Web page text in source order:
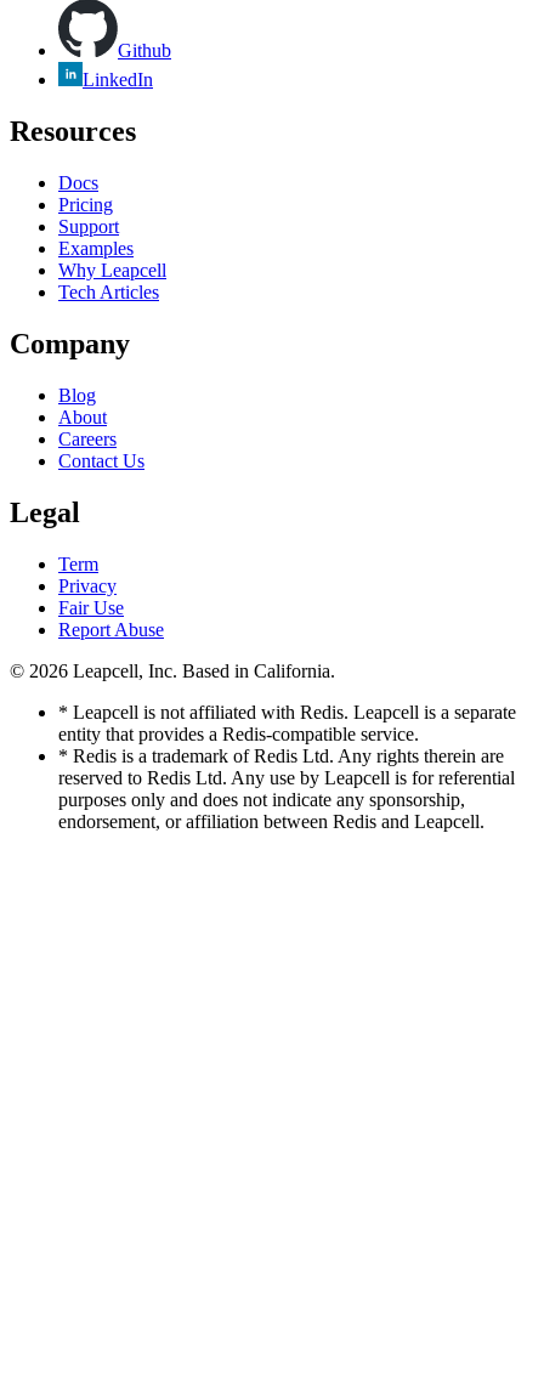
Github
LinkedIn
Resources
Docs
Pricing
Support
Examples
Why Leapcell
Tech Articles
Company
Blog
About
Careers
Contact Us
Legal
Term
Privacy
Fair Use
Report Abuse
© 2026 Leapcell, Inc. Based in California.
* Leapcell is not affiliated with Redis. Leapcell is a separate
entity that provides a Redis-compatible service.
* Redis is a trademark of Redis Ltd. Any rights therein are
reserved to Redis Ltd. Any use by Leapcell is for referential
purposes only and does not indicate any sponsorship,
endorsement, or affiliation between Redis and Leapcell.